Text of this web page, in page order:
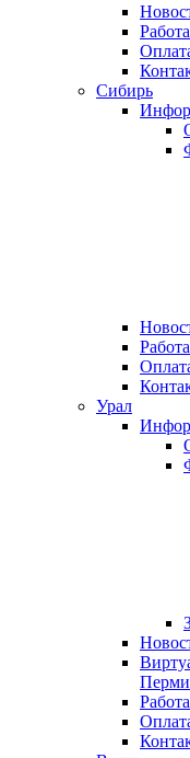
Сибирь
Урал
Перми